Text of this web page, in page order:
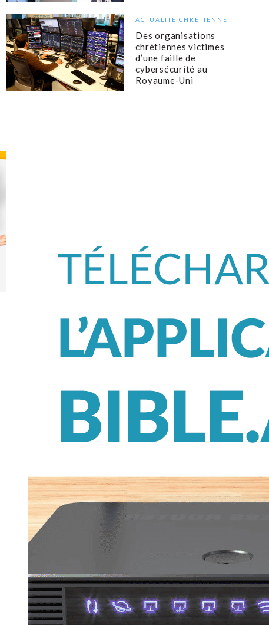
ACTUALITÉ CHRÉTIENNE
Des organisations
chrétiennes victimes
d’une faille de
cybersécurité au
Royaume-Uni